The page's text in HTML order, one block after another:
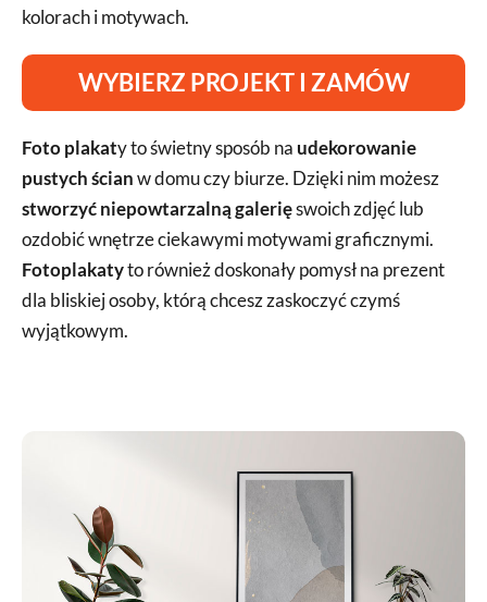
kolorach i motywach.
WYBIERZ PROJEKT I ZAMÓW
Foto plakaty to świetny sposób na udekorowanie
pustych ścianw domu czy biurze. Dzięki nim możesz
stworzyć niepowtarzalną galerięswoich zdjęć lub
ozdobić wnętrze ciekawymi motywami graficznymi.
Fotoplakatyto również doskonały pomysł na prezent
dla bliskiej osoby, którą chcesz zaskoczyć czymś
wyjątkowym.